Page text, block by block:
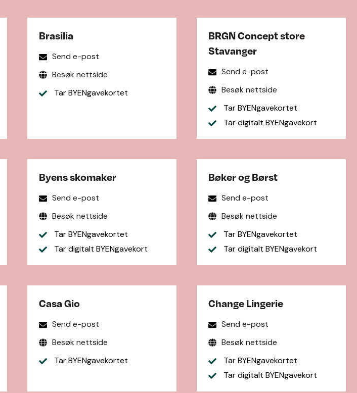
Brasilia
Send e-post
Besøk nettside
Tar BYENgavekortet
BRGN Concept store
Stavanger
Send e-post
Besøk nettside
Tar BYENgavekortet
Tar digitalt BYENgavekort
Byens skomaker
Send e-post
Besøk nettside
Tar BYENgavekortet
Tar digitalt BYENgavekort
Bøker og Børst
Send e-post
Besøk nettside
Tar BYENgavekortet
Tar digitalt BYENgavekort
Casa Gio
Send e-post
Besøk nettside
Tar BYENgavekortet
Change Lingerie
Send e-post
Besøk nettside
Tar BYENgavekortet
Tar digitalt BYENgavekort